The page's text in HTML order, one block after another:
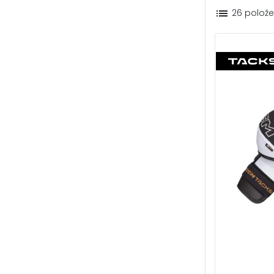
list 26